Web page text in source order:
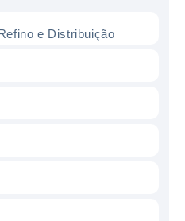
e Distribuição